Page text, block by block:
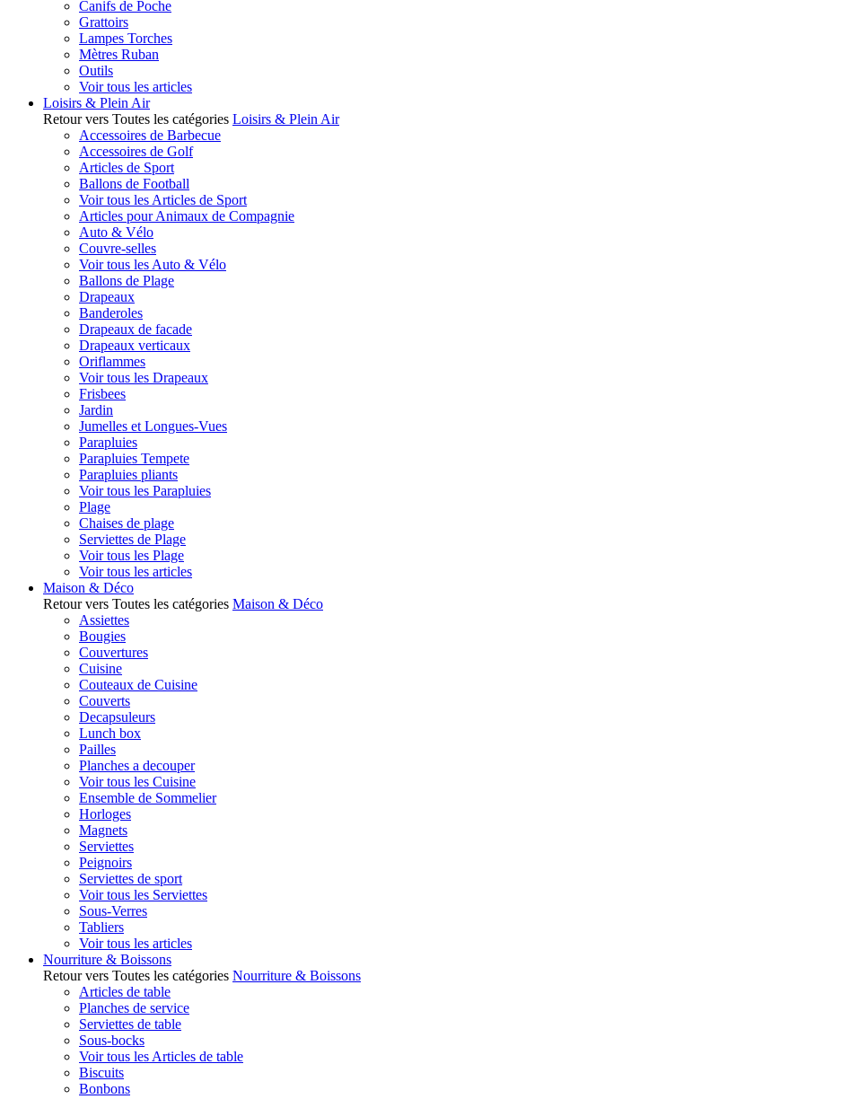
Canifs de Poche
Grattoirs
Lampes Torches
Mètres Ruban
Outils
Voir tous les articles
Loisirs & Plein Air
Retour vers Toutes les catégories Loisirs & Plein Air
Accessoires de Barbecue
Accessoires de Golf
Articles de Sport
Ballons de Football
Voir tous les Articles de Sport
Articles pour Animaux de Compagnie
Auto & Vélo
Couvre-selles
Voir tous les Auto & Vélo
Ballons de Plage
Drapeaux
Banderoles
Drapeaux de facade
Drapeaux verticaux
Oriflammes
Voir tous les Drapeaux
Frisbees
Jardin
Jumelles et Longues-Vues
Parapluies
Parapluies Tempete
Parapluies pliants
Voir tous les Parapluies
Plage
Chaises de plage
Serviettes de Plage
Voir tous les Plage
Voir tous les articles
Maison & Déco
Retour vers Toutes les catégories Maison & Déco
Assiettes
Bougies
Couvertures
Cuisine
Couteaux de Cuisine
Couverts
Decapsuleurs
Lunch box
Pailles
Planches a decouper
Voir tous les Cuisine
Ensemble de Sommelier
Horloges
Magnets
Serviettes
Peignoirs
Serviettes de sport
Voir tous les Serviettes
Sous-Verres
Tabliers
Voir tous les articles
Nourriture & Boissons
Retour vers Toutes les catégories Nourriture & Boissons
Articles de table
Planches de service
Serviettes de table
Sous-bocks
Voir tous les Articles de table
Biscuits
Bonbons